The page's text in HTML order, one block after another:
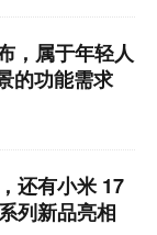
，属于年轻人
的功能需求
还有小米 17
列新品亮相